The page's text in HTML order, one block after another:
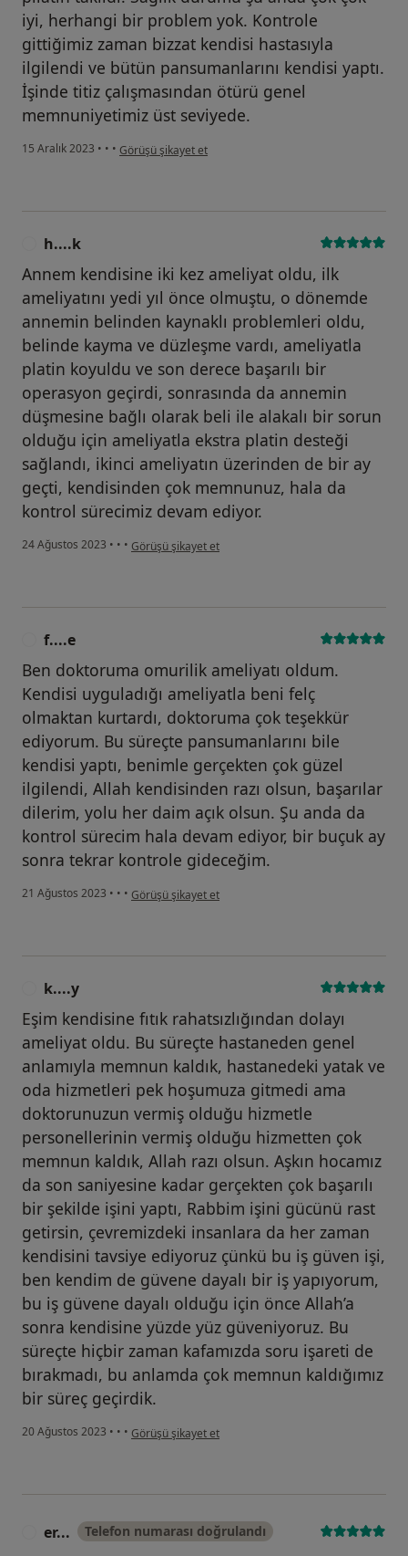
iyi, herhangi bir problem yok. Kontrole
gittiğimiz zaman bizzat kendisi hastasıyla
ilgilendi ve bütün pansumanlarını kendisi yaptı.
İşinde titiz çalışmasından ötürü genel
memnuniyetimiz üst seviyede.
15 Aralık 2023 • • • kullanıcının görüşüne göre a....)
Görüşü şikayet et
h....k
Annem kendisine iki kez ameliyat oldu, ilk
ameliyatını yedi yıl önce olmuştu, o dönemde
annemin belinden kaynaklı problemleri oldu,
belinde kayma ve düzleşme vardı, ameliyatla
platin koyuldu ve son derece başarılı bir
operasyon geçirdi, sonrasında da annemin
düşmesine bağlı olarak beli ile alakalı bir sorun
olduğu için ameliyatla ekstra platin desteği
sağlandı, ikinci ameliyatın üzerinden de bir ay
geçti, kendisinden çok memnunuz, hala da
kontrol sürecimiz devam ediyor.
24 Ağustos 2023 • • • kullanıcının görüşüne göre h....k
Görüşü şikayet et
f....e
Ben doktoruma omurilik ameliyatı oldum.
Kendisi uyguladığı ameliyatla beni felç
olmaktan kurtardı, doktoruma çok teşekkür
ediyorum. Bu süreçte pansumanlarını bile
kendisi yaptı, benimle gerçekten çok güzel
ilgilendi, Allah kendisinden razı olsun, başarılar
dilerim, yolu her daim açık olsun. Şu anda da
kontrol sürecim hala devam ediyor, bir buçuk ay
sonra tekrar kontrole gideceğim.
21 Ağustos 2023 • • • kullanıcının görüşüne göre f....e
Görüşü şikayet et
k....y
Eşim kendisine fıtık rahatsızlığından dolayı
ameliyat oldu. Bu süreçte hastaneden genel
anlamıyla memnun kaldık, hastanedeki yatak ve
oda hizmetleri pek hoşumuza gitmedi ama
doktorunuzun vermiş olduğu hizmetle
personellerinin vermiş olduğu hizmetten çok
memnun kaldık, Allah razı olsun. Aşkın hocamız
da son saniyesine kadar gerçekten çok başarılı
bir şekilde işini yaptı, Rabbim işini gücünü rast
getirsin, çevremizdeki insanlara da her zaman
kendisini tavsiye ediyoruz çünkü bu iş güven işi,
ben kendim de güvene dayalı bir iş yapıyorum,
bu iş güvene dayalı olduğu için önce Allah’a
sonra kendisine yüzde yüz güveniyoruz. Bu
süreçte hiçbir zaman kafamızda soru işareti de
bırakmadı, bu anlamda çok memnun kaldığımız
bir süreç geçirdik.
20 Ağustos 2023 • • • kullanıcının görüşüne göre k....y
Görüşü şikayet et
er... Telefon numarası doğrulandı